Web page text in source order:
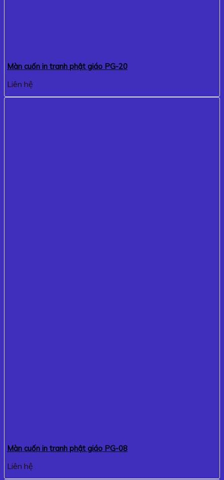
Màn cuốn in tranh phật giáo PG-20
Liên hệ
Màn cuốn in tranh phật giáo PG-08
Liên hệ